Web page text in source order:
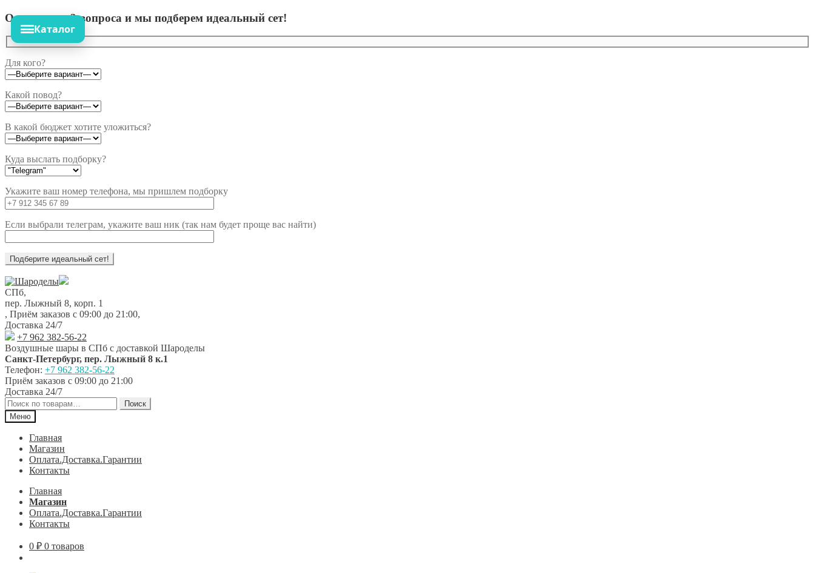
Ответьте на 3 вопроса и мы подберем идеальный сет!
Для кого?
Какой повод?
В какой бюджет хотите уложиться?
Куда выслать подборку?
Укажите ваш номер телефона, мы пришлем подборку
Если выбрали телеграм, укажите ваш ник (так нам будет проще вас найти)
Перейти
к
навигации
Перейти
к
содержимому
СПб,
пер. Лыжный 8, корп. 1
, Приём заказов с 09:00 до 21:00,
Доставка 24/7
+7 962 382-56-22
Воздушные шары в СПб с доставкой Шароделы
Санкт-Петербург, пер. Лыжный 8 к.1
Телефон: +7 962 382-56-22
Приём заказов с 09:00 до 21:00
Доставка 24/7
Искать:
Поиск
Меню
Главная
Магазин
Оплата.Доставка.Гарантии
Контакты
Главная
Магазин
Оплата.Доставка.Гарантии
Контакты
0 ₽ 0 товаров
Каталог